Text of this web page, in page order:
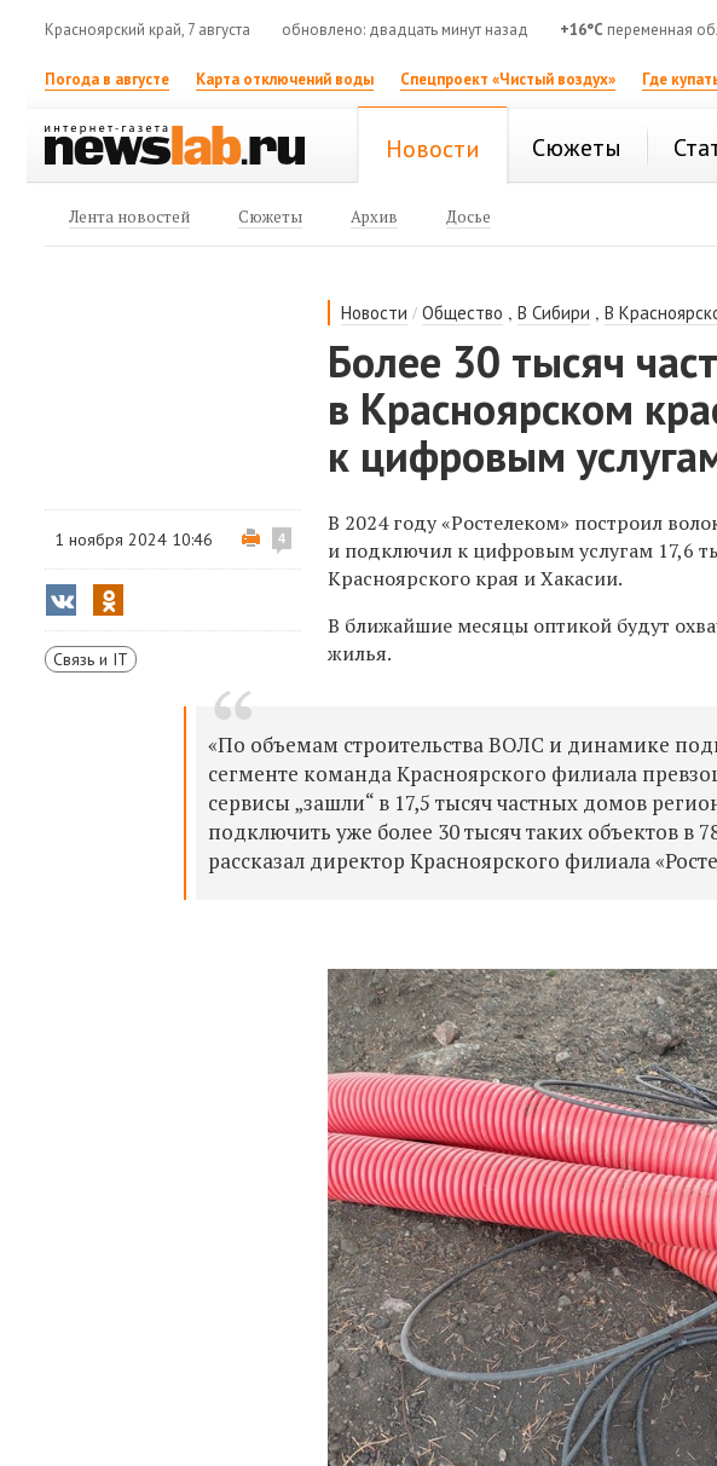
Красноярский край, 7 августа обновлено: двадцать минут назад +16°C переменная
Погода в августе Карта отключений воды Спецпроект «Чистый воздух» Где
Новости Сюжеты
Лента новостей Сюжеты Архив Досье
Новости /Общество ,В Сибири ,В
Более 30 тысяч
в Красноярском
к цифровым
1 ноября 2024 10:46 4
Связь и IT
В 2024 году «Ростелеком» построил
и подключил к цифровым услугам 17,6
Красноярского края и Хакасии.
В ближайшие месяцы оптикой будут
жилья.
«По объемам строительства ВОЛС и динамике
сегменте команда Красноярского филиала
сервисы „зашли“ в 17,5 тысяч частных домов
подключить уже более 30 тысяч таких объектов в
рассказал директор Красноярского филиала